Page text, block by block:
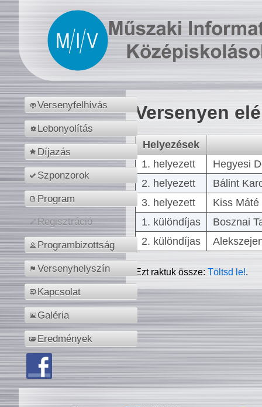
Versenyfelhívás
Lebonyolítás
Díjazás
Szponzorok
Program
Regisztráció
Programbizottság
Versenyhelyszín
Kapcsolat
Galéria
Eredmények
Versenyen
Helyezések
1. helyezett
Hegyesi
2. helyezett
Bálint
3. helyezett
Kiss
1. különdíjas
Bosznai
2. különdíjas
Ezt raktuk össze:Töltsd le!.